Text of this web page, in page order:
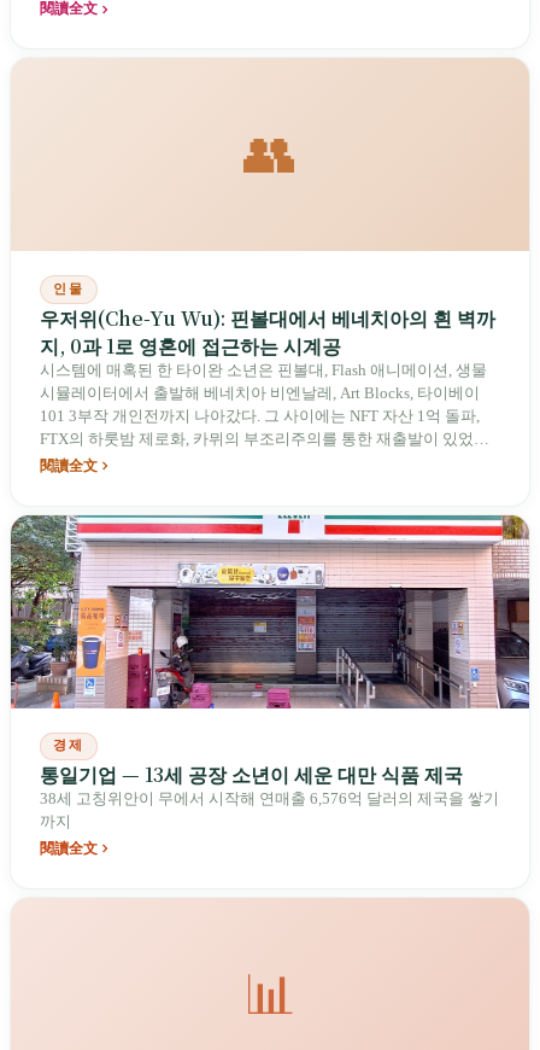
閱讀全文
👥
인물
우저위(Che-Yu Wu): 핀볼대에서 베네치아의 흰 벽까
지, 0과 1로 영혼에 접근하는 시계공
시스템에 매혹된 한 타이완 소년은 핀볼대, Flash 애니메이션, 생물
시뮬레이터에서 출발해 베네치아 비엔날레, Art Blocks, 타이베이
101 3부작 개인전까지 나아갔다. 그 사이에는 NFT 자산 1억 돌파,
FTX의 하룻밤 제로화, 카뮈의 부조리주의를 통한 재출발이 있었다.
그는 자신을 “오래된 시계공”이라 부르며, AI 생성물이 범람하는 시
를 남기려 한다.
閱讀全文
경제
통일기업 — 13세 공장 소년이 세운 대만 식품 제국
38세 고칭위안이 무에서 시작해 연매출 6,576억 달러의 제국을 쌓기
까지
閱讀全文
📊